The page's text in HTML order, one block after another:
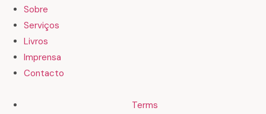
Sobre
Serviços
Livros
Imprensa
Contacto
Terms